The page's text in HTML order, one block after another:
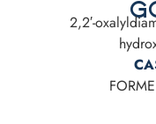
2,2′-